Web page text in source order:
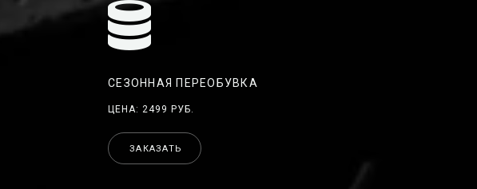
СЕЗОННАЯ ПЕРЕОБУВКА
ЦЕНА: 2499 РУБ.
ЗАКАЗАТЬ